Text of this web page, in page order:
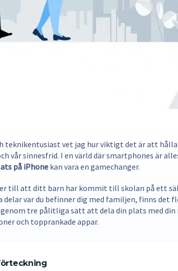
teknikentusiast vet jag hur viktigt det är att hålla
vår sinnesfrid. I en värld där smartphones är
på iPhonekan vara en gamechanger.
till att ditt barn har kommit till skolan på ett
delar var du befinner dig med familjen, finns det
tre pålitliga sätt att dela din plats med din
och topprankade appar.